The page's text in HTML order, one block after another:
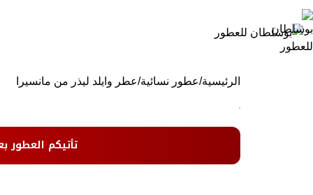
الرئيسية عطور نسائية عطر وايلد ليذر من مانسيرا
تأتيكم العطور